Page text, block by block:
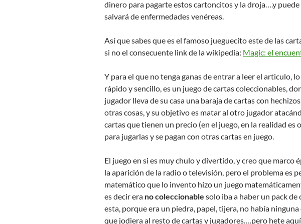
dinero para pagarte estos cartoncitos y la droja….y puede
salvará de enfermedades venéreas.
Así que sabes que es el famoso jueguecito este de las
si no el consecuente link de la wikipedia: Magic: el
Y para el que no tenga ganas de entrar a leer el articulo,
rápido y sencillo, es un juego de cartas coleccionables,
jugador lleva de su casa una baraja de cartas con
otras cosas, y su objetivo es matar al otro jugador
cartas que tienen un precio (en el juego, en la realidad es
para jugarlas y se pagan con otras cartas en juego.
El juego en si es muy chulo y divertido, y creo que marco
la aparición de la radio o televisión, pero el problema es
matemático que lo invento hizo un juego
es decir era no coleccionable solo iba a haber un pack de
esta, porque era un piedra, papel, tijera, no había
que jodiera al resto de cartas y jugadores….pero hete